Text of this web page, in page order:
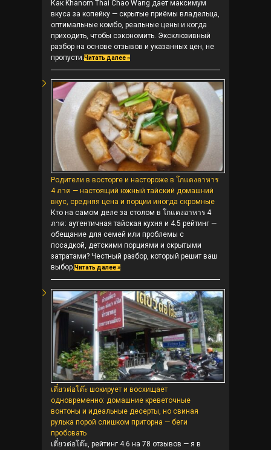
Как Khanom Thai Chao Wang дает максимум
вкуса за копейку — скрытые приёмы владельца,
оптимальные комбо, реальные цены и когда
приходить, чтобы сэкономить. Эксклюзивный
разбор на основе отзывов и указанных цен, не
пропусти.Читать далее »
Родители в восторге и настороже в โกแดงอาหาร
4 ภาค — настоящий южный тайский домашний
вкус, средняя цена и порции иногда скромные
Кто на самом деле за столом в โกแดงอาหาร 4
ภาค: аутентичная тайская кухня и 4.5 рейтинг —
обещание для семей или проблемы с
посадкой, детскими порциями и скрытыми
затратами? Честный разбор, который решит ваш
выбор.Читать далее »
เตี๋ยวต่อโต๊ะ шокирует и восхищает
одновременно: домашние креветочные
вонтоны и идеальные десерты, но свиная
рулька порой слишком приторна — беги
пробовать
เตี๋ยวต่อโต๊ะ, рейтинг 4.6 на 78 отзывов — я в